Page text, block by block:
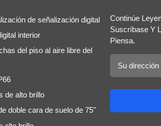
de señalización digital
interior
del piso al aire libre del
de alto brillo
doble cara de suelo de 75"
Continúe
Suscríbase Y
Piensa.